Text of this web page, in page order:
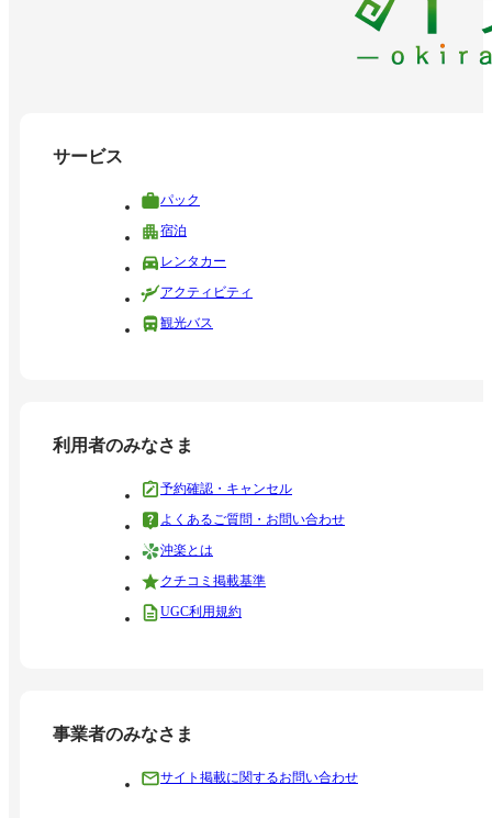
サービス
パック
宿泊
レンタカー
アクティビティ
観光バス
利用者のみなさま
予約確認・キャンセル
よくあるご質問・お問い合わせ
沖楽とは
クチコミ掲載基準
UGC利用規約
事業者のみなさま
サイト掲載に関するお問い合わせ